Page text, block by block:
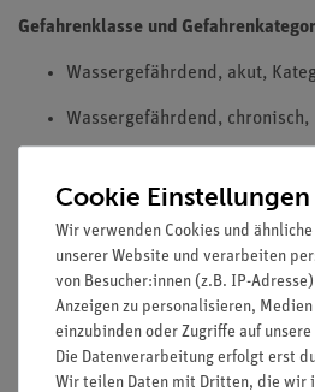
Gefahrenklasse und
Wassergefährdend, akut,
Wassergefährdend, chronisch,
Media / Downloads
Cookie Einstellungen
Wir verwenden Cookies und
unserer Website und verarbeiten
von Besucher:innen (z.B. IP-
Anzeigen zu personalisieren,
einzubinden oder Zugriffe auf
Die Datenverarbeitung erfolgt erst
Wir teilen Daten mit Dritten, die wir